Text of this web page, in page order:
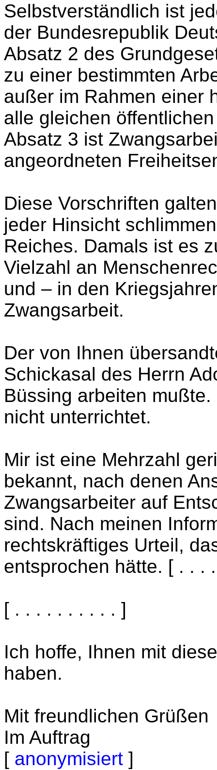
Selbstverständlich ist
der Bundesrepublik
Absatz 2 des
zu einer bestimmten
außer im Rahmen einer
alle gleichen
Absatz 3 ist
angeordneten
Diese Vorschriften
jeder Hinsicht
Reiches. Damals ist es
Vielzahl an Mensch
und – in den
Zwangsarbeit.
Der von Ihnen
Schickasal des Herrn
Büssing arbeiten
nicht unterrichtet.
Mir ist eine Mehrzahl
bekannt, nach denen
Zwangsarbeiter auf
sind. Nach meinen
rechtskräftiges Urteil,
entsprochen hätte. [ . . .
[ . . . . . . . . . . ]
Ich hoffe, Ihnen mit
haben.
Mit freundlichen Grüßen
Im Auftrag
[ anonymisiert ]